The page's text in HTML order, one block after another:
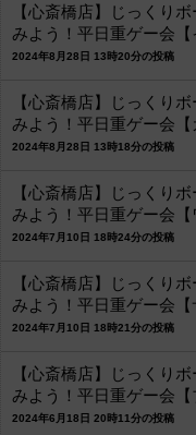
【心斎橋店】じっくり
みよう！平日重ゲー会【
2024年8月28日 13時20分の投稿
【心斎橋店】じっくり
みよう！平日重ゲー会【
2024年8月28日 13時18分の投稿
【心斎橋店】じっくり
みよう！平日重ゲー会【
2024年7月10日 18時24分の投稿
【心斎橋店】じっくり
みよう！平日重ゲー会【
2024年7月10日 18時21分の投稿
【心斎橋店】じっくり
みよう！平日重ゲー会【
2024年6月18日 20時11分の投稿